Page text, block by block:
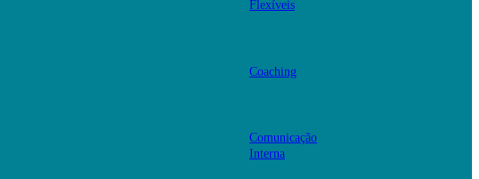
Flexíveis
Coaching
Comunicação
Interna